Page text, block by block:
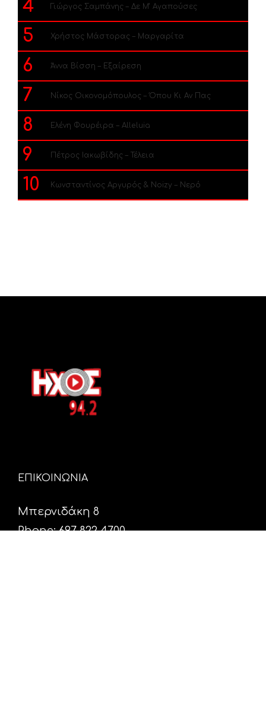
4 Γιώργος Σαμπάνης – Δε Μ’ Αγαπούσες
5 Χρήστος Μάστορας – Μαργαρίτα
6 Άννα Βίσση – Εξαίρεση
7 Νίκος Οικονομόπουλος – Όπου Κι Αν Πας
8 Ελένη Φουρέιρα – Alleluia
9 Πέτρος Ιακωβίδης – Τέλεια
10 Κωνσταντίνος Αργυρός & Noizy – Νερό
ΕΠΙΚΟΙΝΩΝΙΑ
Μπερνιδάκη 8
Phone: 697 822 4700